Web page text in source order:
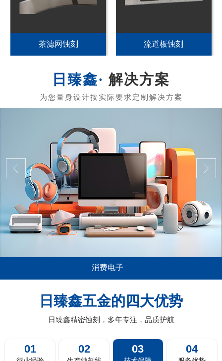
PET发热片蚀刻 黄铜发热膜蚀刻
解决方案
的音箱喇叭网面板，电视机及投影
器人的蚀刻过滤网，剃须刀剃须网
片，汽车的...
薄0.01mm或以上厚
料带蚀刻，卷对卷
日臻鑫五金的四大优势
日臻鑫精密蚀刻，多年专注，品质护航
01 02 03 04